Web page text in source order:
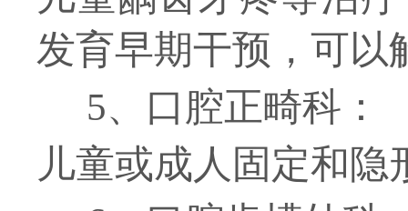
发育早期干预，可以
5、口腔正畸科：
儿童或成人固定和